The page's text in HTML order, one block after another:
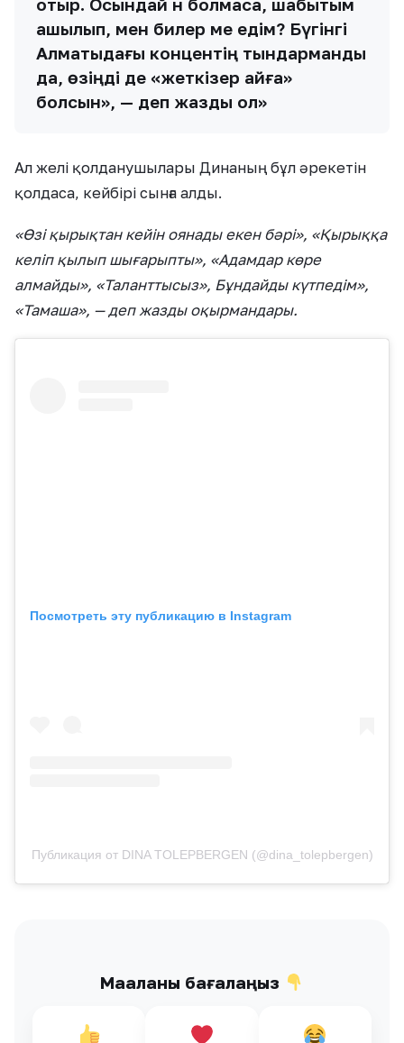
ашылып, мен билер ме едім? Бүгінгі
Алматыдағы концентің тындарманды
да, өзіңді де «жеткізер айға»
болсын», — деп жазды ол»
Ал желі қолданушылары Динаның бұл әрекетін
қолдаса, кейбірі сынға алды.
«Өзі қырықтан кейін оянады екен бәрі», «Қырыққа
келіп қылып шығарыпты», «Адамдар көре
алмайды», «Таланттысыз», Бұндайды күтпедім»,
«Тамаша», — деп жазды оқырмандары.
Посмотреть эту публикацию в Instagram
Публикация от DINA TOLEPBERGEN (@dina_tolepbergen)
Мақаланы бағалаңыз